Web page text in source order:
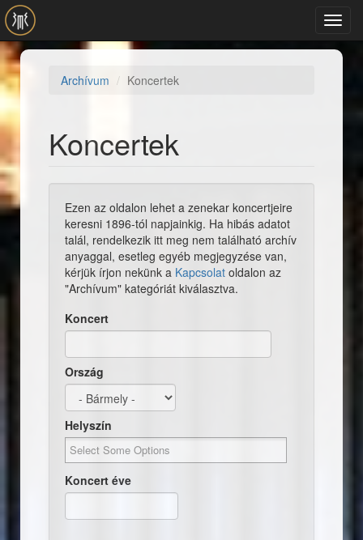
Ugrás a tartalomra
Archívum Koncertek
Koncertek
Ezen az oldalon lehet a zenekar koncertjeire
keresni 1896-tól napjainkig. Ha hibás adatot
talál, rendelkezik itt meg nem található archív
anyaggal, esetleg egyéb megjegyzése van,
kérjük írjon nekünk a Kapcsolat oldalon az
"Archívum" kategóriát kiválasztva.
Koncert
Ország
Helyszín
Koncert éve